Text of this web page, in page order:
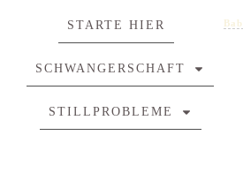
STARTE HIER
SCHWANGERSCHAFT
STILLPROBLEME